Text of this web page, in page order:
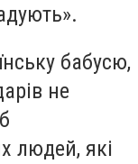
бабусю,
не
людей, які